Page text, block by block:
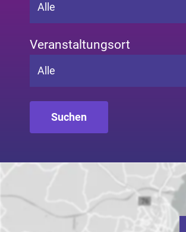
Alle
Veranstaltungsort
Alle